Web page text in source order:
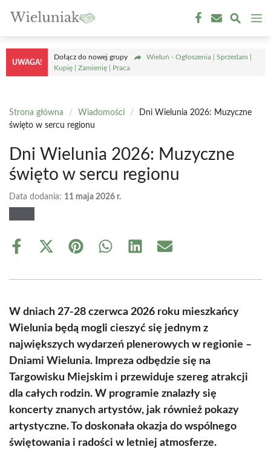
treści
UWAGA!
Dołącz do nowej grupy
Wieluń - Ogłoszenia | Sprzedam |
Kupię | Zamienię | Praca
Strona główna / Wiadomości /
Dni Wielunia 2026: Muzyczne
święto w sercu regionu
Dni Wielunia 2026: Muzyczne
święto w sercu regionu
Data dodania: 11 maja 2026 r.
Share
Share
(Twitter)
Share Share Share Share
W dniach 27-28 czerwca 2026 roku mieszkańcy
Wielunia będą mogli cieszyć się jednym z
największych wydarzeń plenerowych w regionie –
Dniami Wielunia. Impreza odbędzie się na
Targowisku Miejskim i przewiduje szereg atrakcji
dla całych rodzin. W programie znalazły się
koncerty znanych artystów, jak również pokazy
artystyczne. To doskonała okazja do wspólnego
świętowania i radości w letniej atmosferze.